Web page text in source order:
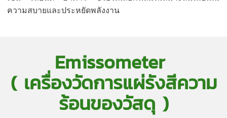
ความสบายและประหยัดพลังงาน
Emissometer
( เครื่องวัดการแผ่รังสีความ
ร้อนของวัสดุ )